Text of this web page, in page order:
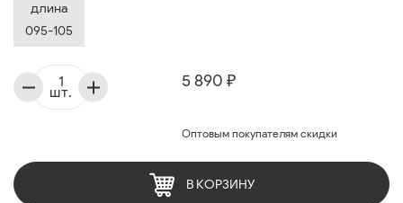
длина
095-105
5 890 ₽
Оптовым покупателям скидки
шт.
В КОРЗИНУ